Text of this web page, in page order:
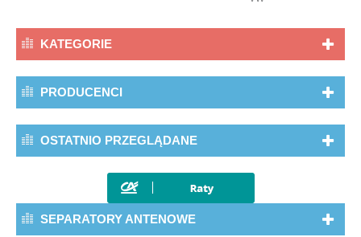
KATEGORIE
PRODUCENCI
OSTATNIO PRZEGLĄDANE
SEPARATORY ANTENOWE